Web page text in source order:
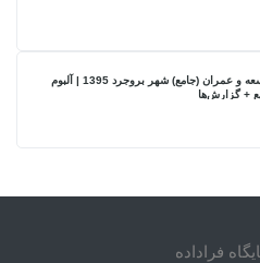
دانلود نقشه‌های طرح توسعه و عمران (جامع) شهر بروجرد 1395 | آلبوم
+ گزارش‌ها
فراداده